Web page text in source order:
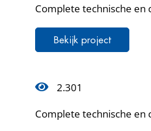
Complete technische en
Bekijk project
2.301
Complete technische en